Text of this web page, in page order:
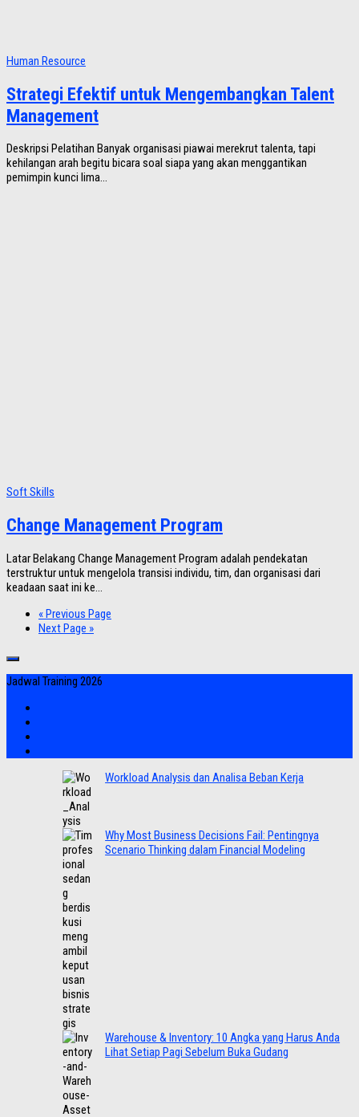
Human Resource
Strategi Efektif untuk Mengembangkan Talent
Management
Deskripsi Pelatihan Banyak organisasi piawai merekrut talenta, tapi
kehilangan arah begitu bicara soal siapa yang akan menggantikan
pemimpin kunci lima...
Soft Skills
Change Management Program
Latar Belakang Change Management Program adalah pendekatan
terstruktur untuk mengelola transisi individu, tim, dan organisasi dari
keadaan saat ini ke...
« Previous Page
Next Page »
Jadwal Training 2026
Workload Analysis dan Analisa Beban Kerja
Why Most Business Decisions Fail: Pentingnya
Scenario Thinking dalam Financial Modeling
Warehouse & Inventory: 10 Angka yang Harus Anda
Lihat Setiap Pagi Sebelum Buka Gudang